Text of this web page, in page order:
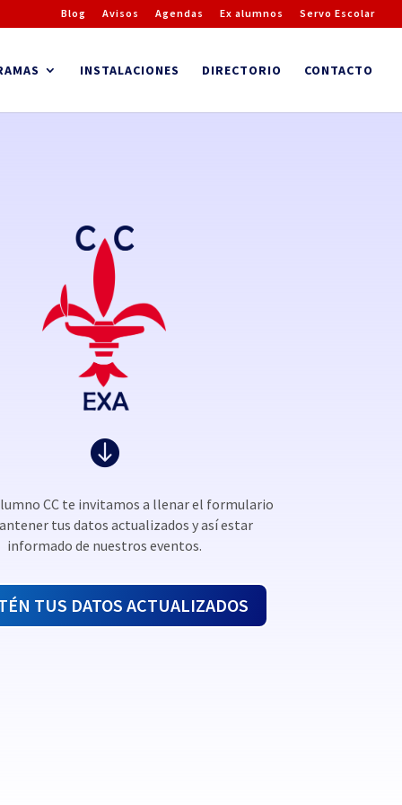
Blog Avisos Agendas Ex alumnos Servo Escolar
INSTALACIONES DIRECTORIO CONTACTO

CC te invitamos a llenar el formulario
tus datos actualizados y así estar
informado de nuestros eventos.
TUS DATOS ACTUALIZADOS